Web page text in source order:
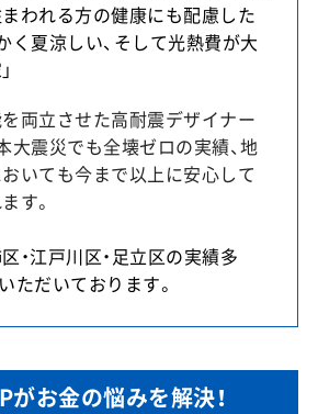
われる方の健康にも配慮した
く夏涼しい、そして光熱費が大
両立させた高耐震デザイナー
大震災でも全壊ゼロの実績、地
いても今まで以上に安心して
す。
・江戸川区・足立区の実績多
ただいております。
がお金の悩みを解決！